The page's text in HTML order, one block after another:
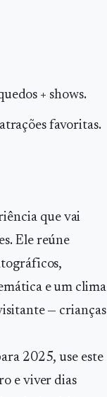
+ shows.
favoritas.
que vai
Ele reúne
e um clima
— crianças
2025, use este
e viver dias